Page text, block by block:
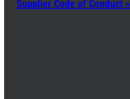
Supplier Code of Conduct »